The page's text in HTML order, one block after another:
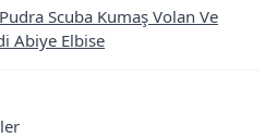
Scuba Kumaş Volan Ve
Abiye Elbise